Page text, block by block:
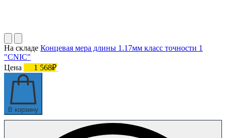
На складе Концевая мера длины 1.17мм класс точности 1
"CNIC"
Цена
1 568₽
В корзину